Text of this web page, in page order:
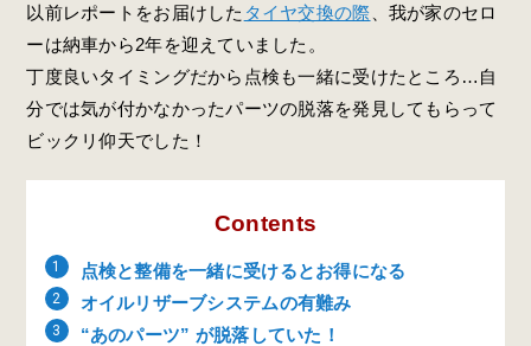
以前レポートをお届けした タイヤ交換の際 、我が家のセロ
ーは納車から2年を迎えていました。
丁度良いタイミングだから点検も一緒に受けたところ…自
分では気が付かなかったパーツの脱落を発見してもらって
ビックリ仰天でした！
Contents
点検と整備を一緒に受けるとお得になる
オイルリザーブシステムの有難み
“あのパーツ” が脱落していた！